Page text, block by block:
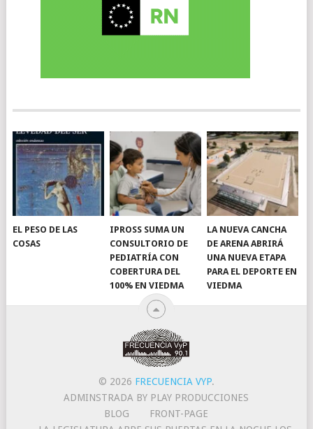
EL PESO DE LAS
COSAS
IPROSS SUMA UN
CONSULTORIO DE
PEDIATRÍA CON
COBERTURA DEL
100% EN VIEDMA
LA NUEVA CANCHA
DE ARENA ABRIRÁ
UNA NUEVA ETAPA
PARA EL DEPORTE EN
VIEDMA
© 2026 FRECUENCIA VYP.
ADMINSTRADA BY PLAY PRODUCCIONES
BLOG
FRONT-PAGE